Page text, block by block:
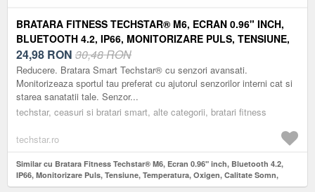
BRATARA FITNESS TECHSTAR® M6, ECRAN 0.96" INCH,
BLUETOOTH 4.2, IP66, MONITORIZARE PULS, TENSIUNE,
TEMPERATURA, OXIGEN, CALITATE SOMN, GALBEN
24,98 RON 30,48 RON
Reducere. Bratara Smart Techstar® cu senzori avansati.
Monitorizeaza sportul tau preferat cu ajutorul senzorilor interni cat si
starea sanatatii tale. Senzor...
techstar, ceasuri si bratari smart, alte categorii, bratari fitness
techstar.ro
Similar cu Bratara Fitness Techstar® M6, Ecran 0.96" inch, Bluetooth 4.2,
IP66, Monitorizare Puls, Tensiune, Temperatura, Oxigen, Calitate Somn,
Galben